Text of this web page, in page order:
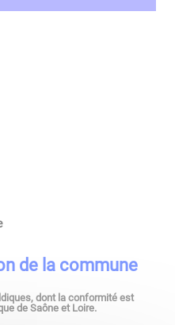
de la commune
dont la conformité est
de Saône et Loire.